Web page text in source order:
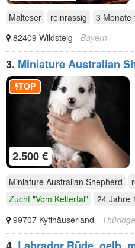
Malteser reinrassig 3 Monate
82409 Wildsteig - Bayern
3. Miniature Australian
Papieren
2.500 €
TOP
Miniature Australian Shepherd
Zucht "Vom Keltertal"
24 Jahre
99707 Kyffhäuserland -